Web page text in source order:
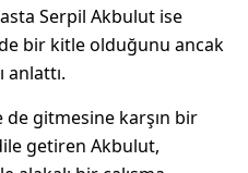
Serpil Akbulut ise
bir kitle olduğunu ancak
anlattı.
de gitmesine karşın bir
getiren Akbulut,